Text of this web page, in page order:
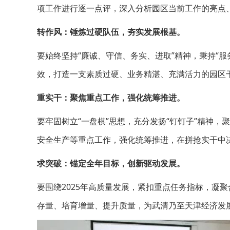
项工作进行逐一点评，深入分析园区当前工作的亮
转作风：锤炼过硬队伍，夯实发展根基。
要始终坚持“廉诚、守信、务实、进取”精神，秉持“
效，打造一支素质过硬、业务精湛、充满活力的园区
重实干：聚焦重点工作，强化统筹推进。
要牢固树立“一盘棋”思想，充分发扬“钉钉子”精神
安全生产等重点工作，强化统筹推进，在拼抢实干中
求突破：锚定全年目标，创新驱动发展。
要围绕2025年高质量发展，紧扣重点任务指标，凝
存量、培育增量、提升质量，为武清乃至天津经济发